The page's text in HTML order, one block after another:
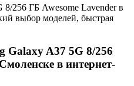
8/256 ГБ Awesome Lavender в
выбор моделей, быстрая
Galaxy A37 5G 8/256
в интернет-